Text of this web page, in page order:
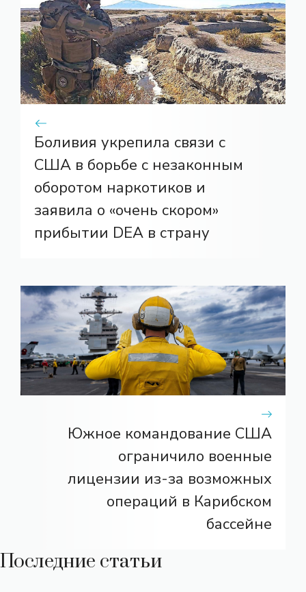
Боливия укрепила связи с
США в борьбе с незаконным
оборотом наркотиков и
заявила о «очень скором»
прибытии DEA в страну
Южное командование США
ограничило военные
лицензии из-за возможных
операций в Карибском
бассейне
Последние статьи